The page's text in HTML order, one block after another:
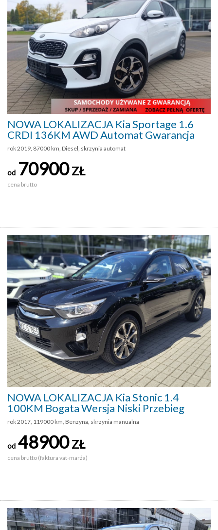
NOWA LOKALIZACJA Kia Sportage 1.6
CRDI 136KM AWD Automat Gwarancja
rok 2019, 87000 km, Diesel, skrzynia automat
od 70900ZŁ
cena brutto
NOWA LOKALIZACJA Kia Stonic 1.4
100KM Bogata Wersja Niski Przebieg
rok 2017, 119000 km, Benzyna, skrzynia manualna
od 48900ZŁ
cena brutto (faktura vat-marża)